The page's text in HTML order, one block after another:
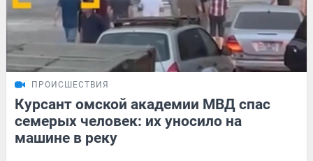
ПРОИСШЕСТВИЯ
Курсант омской академии МВД спас
семерых человек: их уносило на
машине в реку